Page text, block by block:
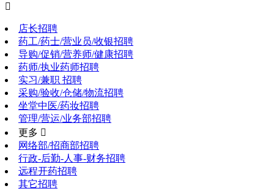

店长招聘
药工/药士/营业员/收银招聘
导购/促销/营养师/健康招聘
药师/执业药师招聘
实习/兼职 招聘
采购/验收/仓储/物流招聘
坐堂中医/药妆招聘
管理/营运/业务部招聘
更多 
网络部/招商部招聘
行政-后勤-人事-财务招聘
远程开药招聘
其它招聘